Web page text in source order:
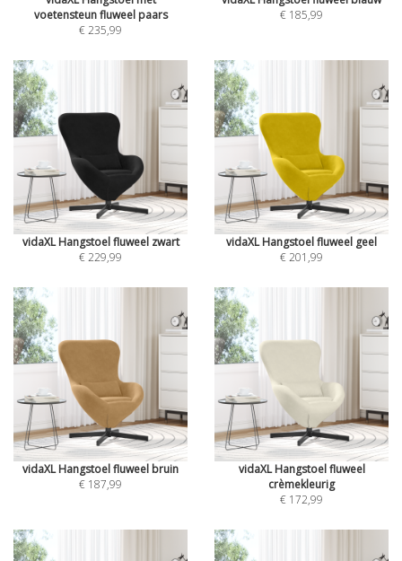
voetensteun fluweel paars
€ 235,99
€ 185,99
vidaXL Hangstoel fluweel zwart
€ 229,99
vidaXL Hangstoel fluweel geel
€ 201,99
vidaXL Hangstoel fluweel bruin
€ 187,99
vidaXL Hangstoel fluweel
crèmekleurig
€ 172,99